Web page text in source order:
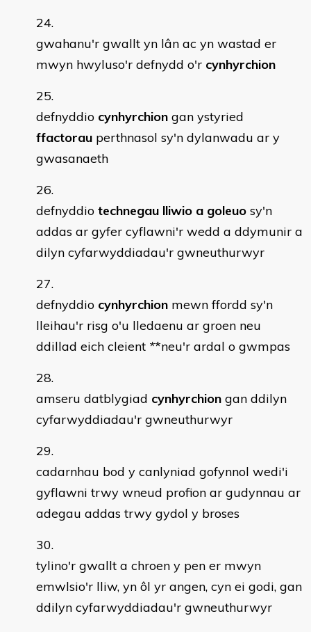
gwahanu'r gwallt yn lân ac yn wastad er
mwyn hwyluso'r defnydd o'r cynhyrchion
defnyddio cynhyrchion gan ystyried
ffactorau perthnasol sy'n dylanwadu ar y
gwasanaeth
defnyddio technegau lliwio a goleuo sy'n
addas ar gyfer cyflawni'r wedd a ddymunir a
dilyn cyfarwyddiadau'r gwneuthurwyr
defnyddio cynhyrchion mewn ffordd sy'n
lleihau'r risg o'u lledaenu ar groen neu
ddillad eich cleient **neu'r ardal o gwmpas
amseru datblygiad cynhyrchion gan ddilyn
cyfarwyddiadau'r gwneuthurwyr
cadarnhau bod y canlyniad gofynnol wedi'i
gyflawni trwy wneud profion ar gudynnau ar
adegau addas trwy gydol y broses
tylino'r gwallt a chroen y pen er mwyn
emwlsio'r lliw, yn ôl yr angen, cyn ei godi, gan
ddilyn cyfarwyddiadau'r gwneuthurwyr